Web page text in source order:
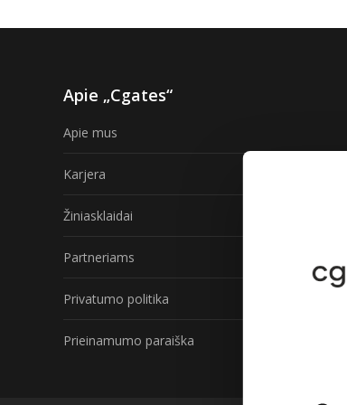
Apie „Cgates“
Apie mus
Karjera
Žiniasklaidai
Partneriams
Privatumo politika
Prieinamumo paraiška